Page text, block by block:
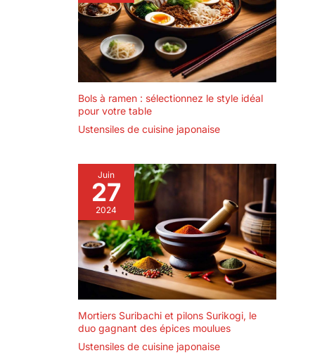
Bols à ramen : sélectionnez le style idéal
pour votre table
Ustensiles de cuisine japonaise
Juin
27
2024
Mortiers Suribachi et pilons Surikogi, le
duo gagnant des épices moulues
Ustensiles de cuisine japonaise